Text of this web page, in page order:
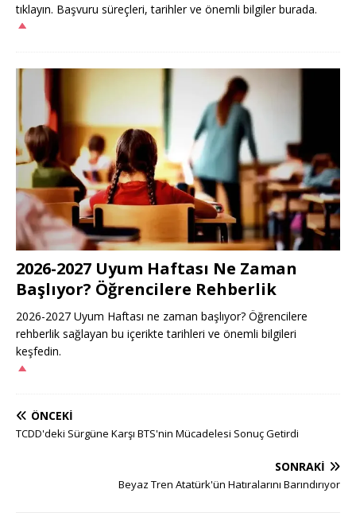
tıklayın. Başvuru süreçleri, tarihler ve önemli bilgiler burada.
2026-2027 Uyum Haftası Ne Zaman
Başlıyor? Öğrencilere Rehberlik
2026-2027 Uyum Haftası ne zaman başlıyor? Öğrencilere
rehberlik sağlayan bu içerikte tarihleri ve önemli bilgileri
keşfedin.
ÖNCEKI
TCDD'deki Sürgüne Karşı BTS'nin Mücadelesi Sonuç Getirdi
SONRAKI
Beyaz Tren Atatürk'ün Hatıralarını Barındırıyor